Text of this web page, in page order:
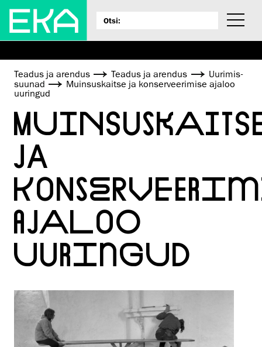
Teadus ja arendus Teadus ja arendus
Uurimis­
suunad
Muinsuskaitse ja konserveerimise ajaloo
uuringud
JA
AJALOO
UURINGUD